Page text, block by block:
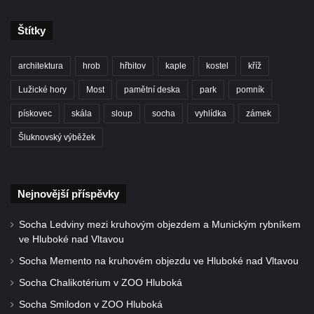
Štítky
architektura hrob hřbitov kaple kostel kříž
Lužické hory Most pamětní deska park pomník
pískovec skála sloup socha vyhlídka zámek
Šluknovský výběžek
Nejnovější příspěvky
Socha Ledviny mezi kruhovým objezdem a Munickým rybníkem
ve Hluboké nad Vltavou
Socha Memento na kruhovém objezdu ve Hluboké nad Vltavou
Socha Chalikotérium v ZOO Hluboká
Socha Smilodon v ZOO Hluboká